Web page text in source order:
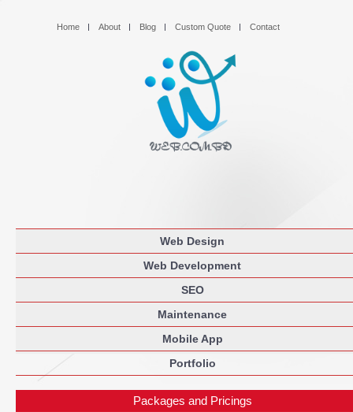
Home About Blog Custom Quote Contact
Web Design
Web Development
SEO
Maintenance
Mobile App
Portfolio
Packages and Pricings